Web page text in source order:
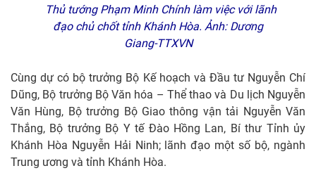
Thủ tướng Phạm Minh Chính làm việc với lãnh
đạo chủ chốt tỉnh Khánh Hòa. Ảnh: Dương
Giang-TTXVN
Cùng dự có bộ trưởng Bộ Kế hoạch và Đầu tư Nguyễn Chí
Dũng, Bộ trưởng Bộ Văn hóa – Thể thao và Du lịch Nguyễn
Văn Hùng, Bộ trưởng Bộ Giao thông vận tải Nguyễn Văn
Thắng, Bộ trưởng Bộ Y tế Đào Hồng Lan, Bí thư Tỉnh ủy
Khánh Hòa Nguyễn Hải Ninh; lãnh đạo một số bộ, ngành
Trung ương và tỉnh Khánh Hòa.